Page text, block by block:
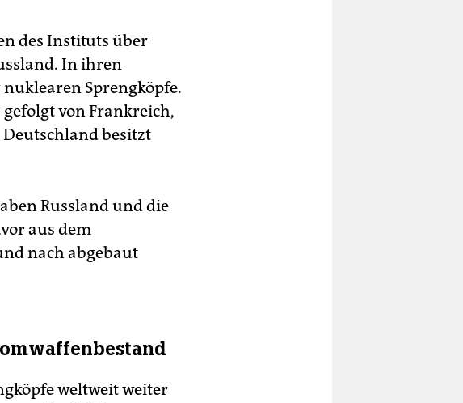
des Instituts über
In ihren
Sprengköpfe.
von Frankreich,
besitzt
Russland und die
aus dem
nach abgebaut
weltweit weiter